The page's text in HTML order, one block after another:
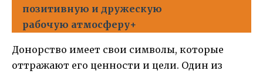
позитивную и дружескую
рабочую атмосферу+
Донорство имеет свои символы, которые
оттражают его ценности и цели. Один из